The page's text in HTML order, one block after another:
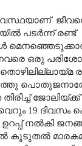
പടർന്ന് രണ്ട്
ഒരു
തിരിച്ച്
19 ദിവസം
ഉറപ്പ് നൽകി
കൂടുതൽ